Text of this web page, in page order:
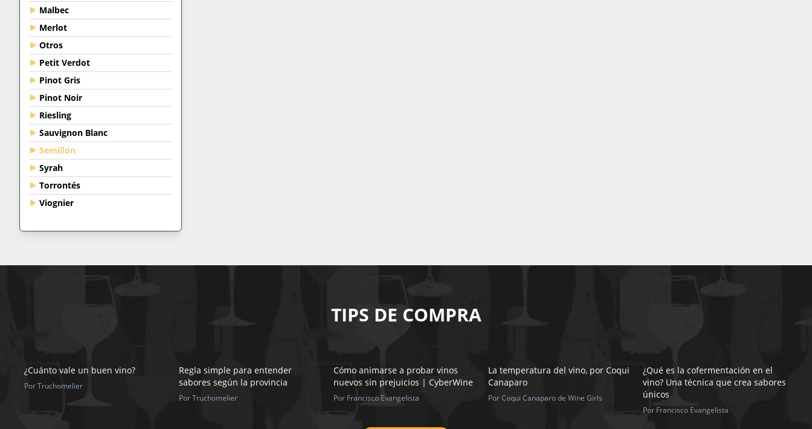
Malbec
Merlot
Otros
Petit Verdot
Pinot Gris
Pinot Noir
Riesling
Sauvignon Blanc
Semillón
Syrah
Torrontés
Viognier
TIPS DE COMPRA
¿Cuánto vale un buen vino?
Por Truchomelier
Regla simple para entender
sabores según la provincia
Por Truchomelier
Cómo animarse a probar vinos
nuevos sin prejuicios | CyberWine
Por Francisco Evangelista
La temperatura del vino, por Coqui
Canaparo
Por Coqui Canaparo de Wine Girls
¿Qué es la cofermentación en el
vino? Una técnica que crea sabores
únicos
Por Francisco Evangelista